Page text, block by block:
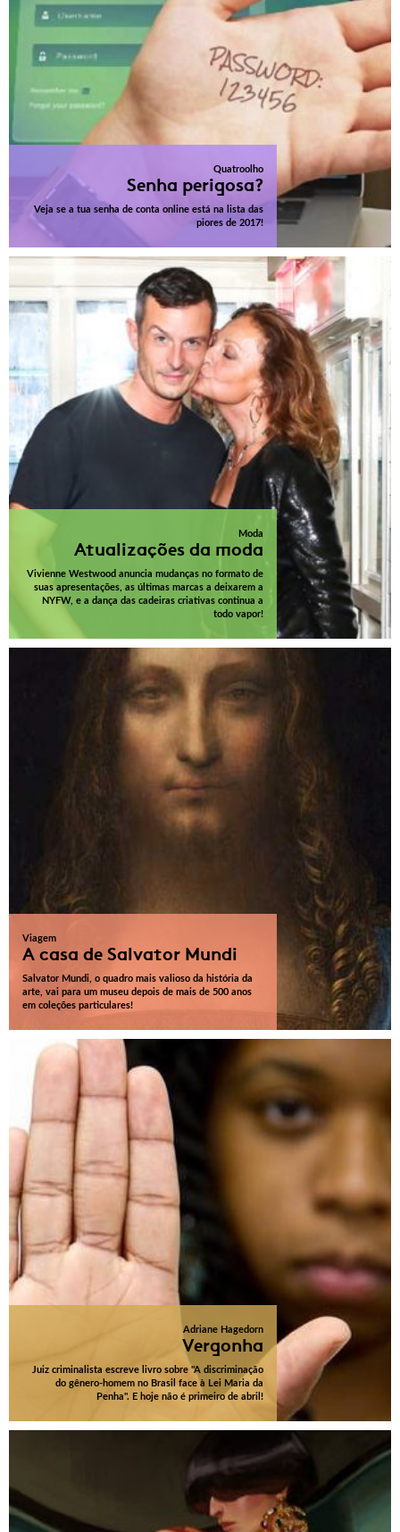
Quatroolho
Senha perigosa?
Veja se a tua senha de conta online está na lista das
piores de 2017!
Moda
Atualizações da moda
Vivienne Westwood anuncia mudanças no formato de
suas apresentações, as últimas marcas a deixarem a
NYFW, e a dança das cadeiras criativas continua a
todo vapor!
Viagem
A casa de Salvator Mundi
Salvator Mundi, o quadro mais valioso da história da
arte, vai para um museu depois de mais de 500 anos
em coleções particulares!
Adriane Hagedorn
Vergonha
Juiz criminalista escreve livro sobre "A discriminação
do gênero-homem no Brasil face à Lei Maria da
Penha". E hoje não é primeiro de abril!